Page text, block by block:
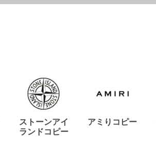
ストーンアイ
ランドコピー
アミりコピー